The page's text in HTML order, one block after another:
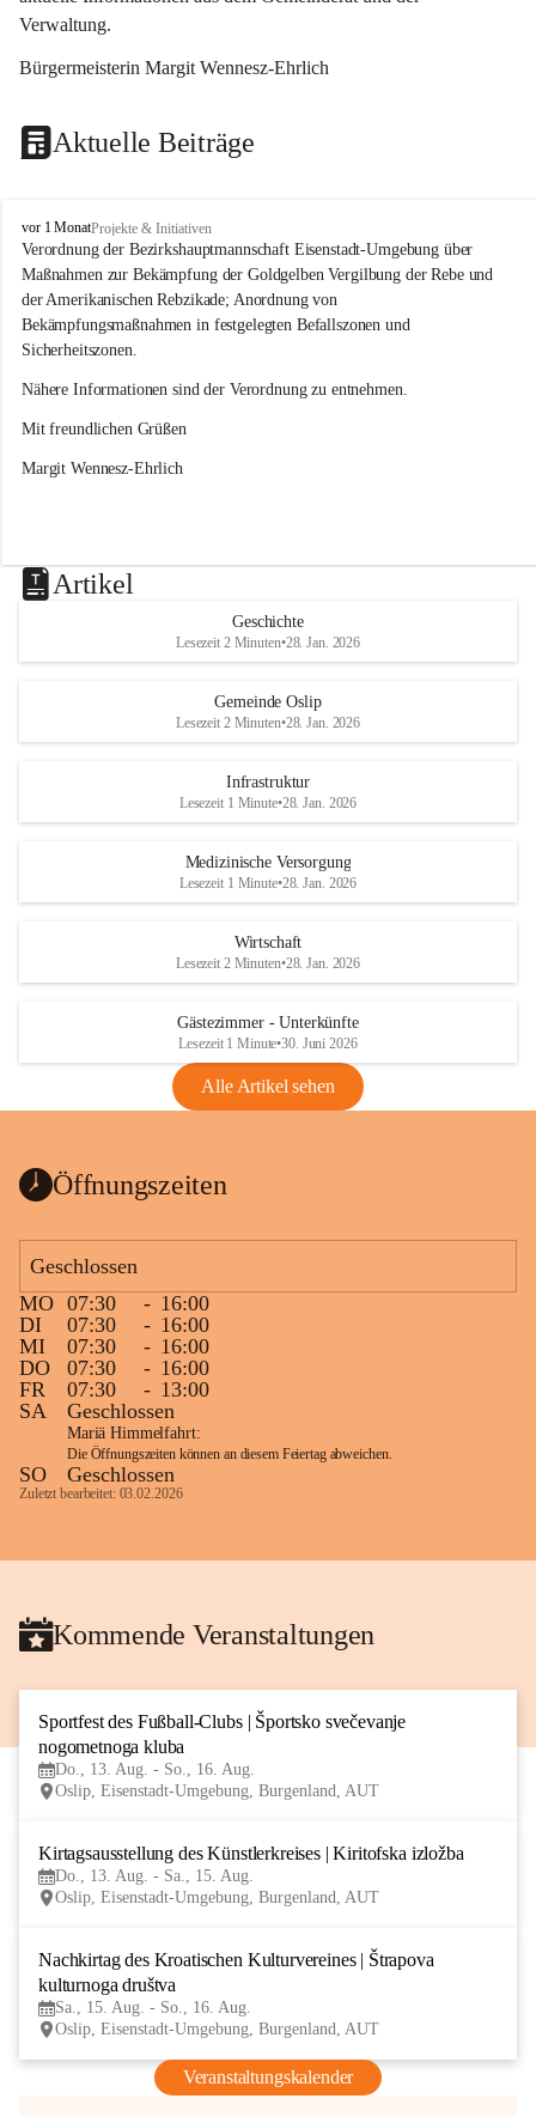
Verwaltung.
Bürgermeisterin Margit Wennesz-Ehrlich
Aktuelle Beiträge
O
s
l
i
p
vor 1 MonatProjekte & Initiativen
Verordnung der Bezirkshauptmannschaft Eisenstadt-Umgebung über
Maßnahmen zur Bekämpfung der Goldgelben Vergilbung der Rebe und
der Amerikanischen Rebzikade; Anordnung von
Bekämpfungsmaßnahmen in festgelegten Befallszonen und
Sicherheitszonen.
Nähere Informationen sind der Verordnung zu entnehmen.
Mit freundlichen Grüßen
Margit Wennesz-Ehrlich
Artikel
Geschichte
Lesezeit 2 Minuten•28. Jan. 2026
Gemeinde Oslip
Lesezeit 2 Minuten•28. Jan. 2026
Infrastruktur
Lesezeit 1 Minute•28. Jan. 2026
Medizinische Versorgung
Lesezeit 1 Minute•28. Jan. 2026
Wirtschaft
Lesezeit 2 Minuten•28. Jan. 2026
Gästezimmer - Unterkünfte
Lesezeit 1 Minute•30. Juni 2026
Alle Artikel sehen
Öffnungszeiten
Geschlossen
MO 07:30 - 16:00
DI
07:30 - 16:00
MI
07:30 - 16:00
DO
07:30 - 16:00
FR
07:30 - 13:00
SA
Geschlossen
Mariä Himmelfahrt:
Die Öffnungszeiten können an diesem Feiertag abweichen.
SO Geschlossen
Zuletzt bearbeitet: 03.02.2026
Kommende Veranstaltungen
Sportfest des Fußball-Clubs | Športsko svečevanje
nogometnoga kluba
Do., 13. Aug. - So., 16. Aug.
Oslip, Eisenstadt-Umgebung, Burgenland, AUT
Kirtagsausstellung des Künstlerkreises | Kiritofska izložba
Do., 13. Aug. - Sa., 15. Aug.
Oslip, Eisenstadt-Umgebung, Burgenland, AUT
Nachkirtag des Kroatischen Kulturvereines | Štrapova
kulturnoga društva
Sa., 15. Aug. - So., 16. Aug.
Oslip, Eisenstadt-Umgebung, Burgenland, AUT
Veranstaltungskalender